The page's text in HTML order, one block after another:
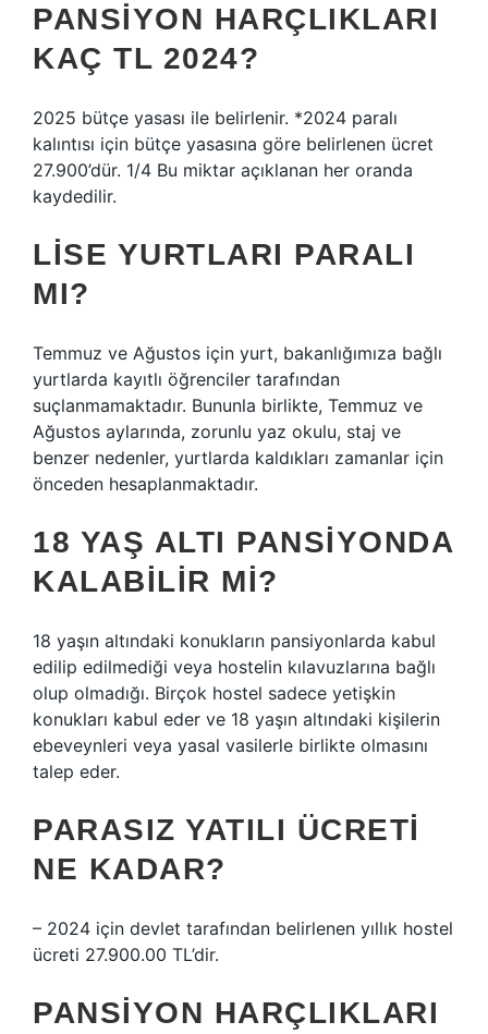
PANSIYON HARÇLIKLARI
KAÇ TL 2024?
2025 bütçe yasası ile belirlenir. *2024 paralı
kalıntısı için bütçe yasasına göre belirlenen ücret
27.900’dür. 1/4 Bu miktar açıklanan her oranda
kaydedilir.
LISE YURTLARI PARALI
MI?
Temmuz ve Ağustos için yurt, bakanlığımıza bağlı
yurtlarda kayıtlı öğrenciler tarafından
suçlanmamaktadır. Bununla birlikte, Temmuz ve
Ağustos aylarında, zorunlu yaz okulu, staj ve
benzer nedenler, yurtlarda kaldıkları zamanlar için
önceden hesaplanmaktadır.
18 YAŞ ALTI PANSIYONDA
KALABILIR MI?
18 yaşın altındaki konukların pansiyonlarda kabul
edilip edilmediği veya hostelin kılavuzlarına bağlı
olup olmadığı. Birçok hostel sadece yetişkin
konukları kabul eder ve 18 yaşın altındaki kişilerin
ebeveynleri veya yasal vasilerle birlikte olmasını
talep eder.
PARASIZ YATILI ÜCRETI
NE KADAR?
– 2024 için devlet tarafından belirlenen yıllık hostel
ücreti 27.900.00 TL’dir.
PANSIYON HARÇLIKLARI